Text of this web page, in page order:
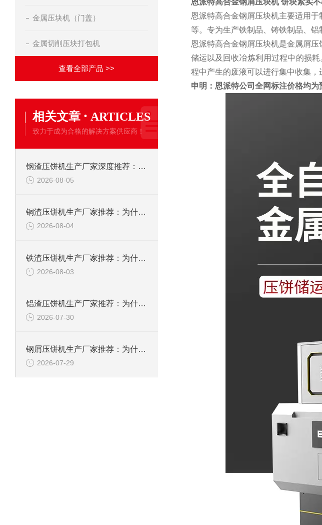
金属压块机（门盖）
金属切削压块打包机
查看全部产品 >>
相关文章 · ARTICLES
致力于成为合格的解决方案供应商！
钢渣压饼机生产厂家深度推荐：为何恩派特成为高净值产线的优选
2026-08-05
铜渣压饼机生产厂家推荐：为什么恩派特成为众多企业的信赖？
2026-08-04
铁渣压饼机生产厂家推荐：为什么恩派特成为众多企业的优选？
2026-08-03
铝渣压饼机生产厂家推荐：为什么恩派特是值得信赖的选择？
2026-07-30
钢屑压饼机生产厂家推荐：为什么恩派特是您值得信赖的选择？
2026-07-29
恩派特高合金钢屑压块机 饼块紧实
恩派特高合金钢屑压块机主要适用
等。专为生产铁制品、铸铁制品、
恩派特高合金钢屑压块机是金属屑
储运以及回收冶炼利用过程中的损
程中产生的废液可以进行集中收集，
申明：恩派特公司全网标注价格均为